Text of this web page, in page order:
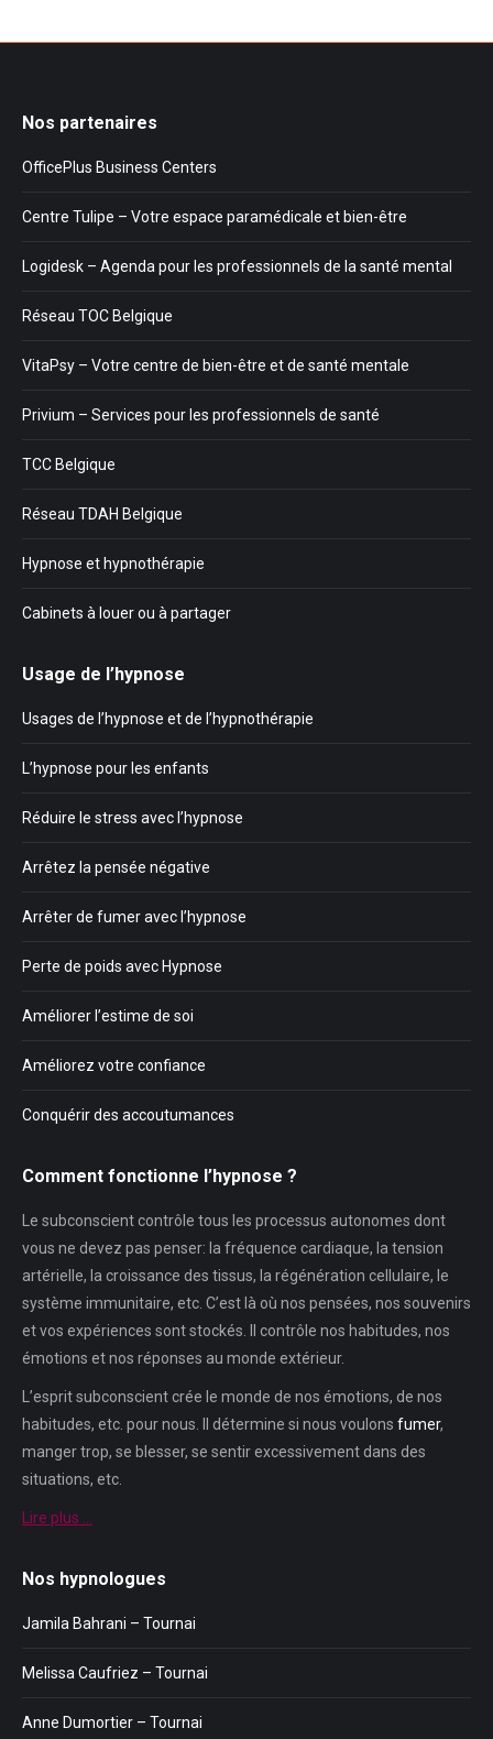
Nos partenaires
OfficePlus Business Centers
Centre Tulipe – Votre espace paramédicale et bien-être
Logidesk – Agenda pour les professionnels de la santé mental
Réseau TOC Belgique
VitaPsy – Votre centre de bien-être et de santé mentale
Privium – Services pour les professionnels de santé
TCC Belgique
Réseau TDAH Belgique
Hypnose et hypnothérapie
Cabinets à louer ou à partager
Usage de l’hypnose
Usages de l’hypnose et de l’hypnothérapie
L’hypnose pour les enfants
Réduire le stress avec l’hypnose
Arrêtez la pensée négative
Arrêter de fumer avec l’hypnose
Perte de poids avec Hypnose
Améliorer l’estime de soi
Améliorez votre confiance
Conquérir des accoutumances
Comment fonctionne l’hypnose ?
Le subconscient contrôle tous les processus autonomes dont
vous ne devez pas penser: la fréquence cardiaque, la tension
artérielle, la croissance des tissus, la régénération cellulaire, le
système immunitaire, etc. C’est là où nos pensées, nos souvenirs
et vos expériences sont stockés. Il contrôle nos habitudes, nos
émotions et nos réponses au monde extérieur.
L’esprit subconscient crée le monde de nos émotions, de nos
habitudes, etc. pour nous. Il détermine si nous voulons fumer,
manger trop, se blesser, se sentir excessivement dans des
situations, etc.
Lire plus …
Nos hypnologues
Jamila Bahrani – Tournai
Melissa Caufriez – Tournai
Anne Dumortier – Tournai